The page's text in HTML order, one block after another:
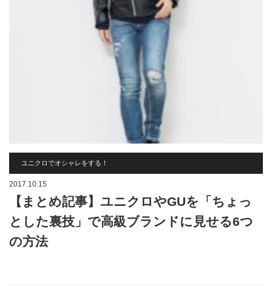
ユニクロでオシャレをする！
2017.10.15
【まとめ記事】ユニクロやGUを「ちょっ
とした裏技」で高級ブランドに見せる6つ
の方法